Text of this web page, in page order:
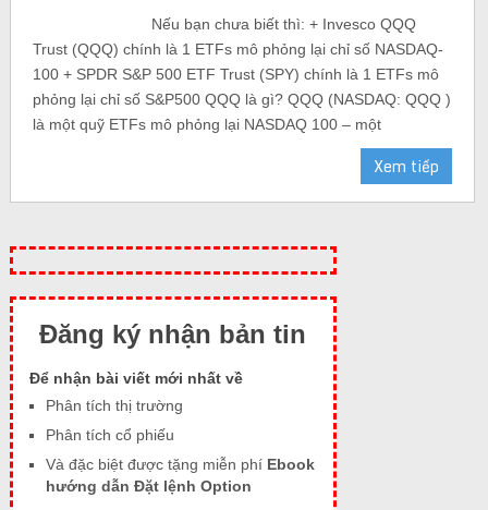
Nếu bạn chưa biết thì: + Invesco QQQ
Trust (QQQ) chính là 1 ETFs mô phỏng lại chỉ số NASDAQ-
100 + SPDR S&P 500 ETF Trust (SPY) chính là 1 ETFs mô
phỏng lại chỉ số S&P500 QQQ là gì? QQQ (NASDAQ: QQQ )
là một quỹ ETFs mô phỏng lại NASDAQ 100 – một
Xem tiếp
Đăng ký nhận bản tin
Để nhận bài viết mới nhất về
Phân tích thị trường
Phân tích cổ phiếu
Và đặc biệt được tặng miễn phí Ebook
hướng dẫn Đặt lệnh Option